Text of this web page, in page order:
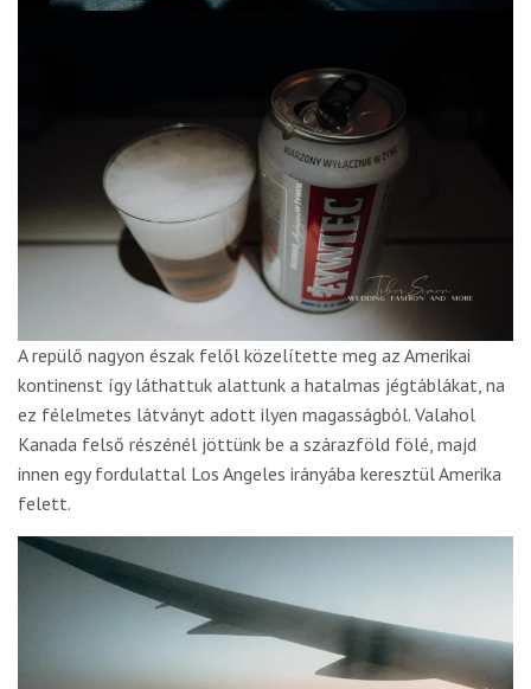
A repülő nagyon észak felől közelítette meg az Amerikai
kontinenst így láthattuk alattunk a hatalmas jégtáblákat, na
ez félelmetes látványt adott ilyen magasságból. Valahol
Kanada felső részénél jöttünk be a szárazföld fölé, majd
innen egy fordulattal Los Angeles irányába keresztül Amerika
felett.